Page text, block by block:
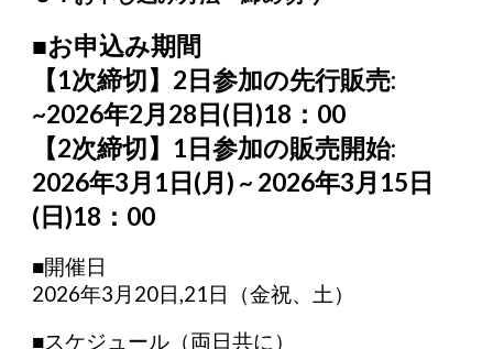
■お申込み期間
【1次締切】2日参加の先行販売:
~2026年2月28日(日)18：00
【2次締切】1日参加の販売開始:
2026年3月1日(月) ~ 2026年3月15日
(日)18：00
■開催日
2026年3月20日,21日（金祝、土）
■スケジュール（両日共に）